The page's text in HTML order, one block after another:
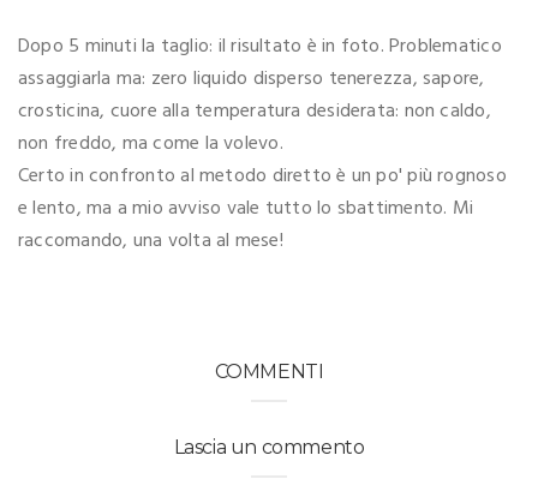
Dopo 5 minuti la taglio: il risultato è in foto. Problematico
assaggiarla ma: zero liquido disperso tenerezza, sapore,
crosticina, cuore alla temperatura desiderata: non caldo,
non freddo, ma come la volevo.
Certo in confronto al metodo diretto è un po' più rognoso
e lento, ma a mio avviso vale tutto lo sbattimento. Mi
raccomando, una volta al mese!
COMMENTI
Lascia un commento